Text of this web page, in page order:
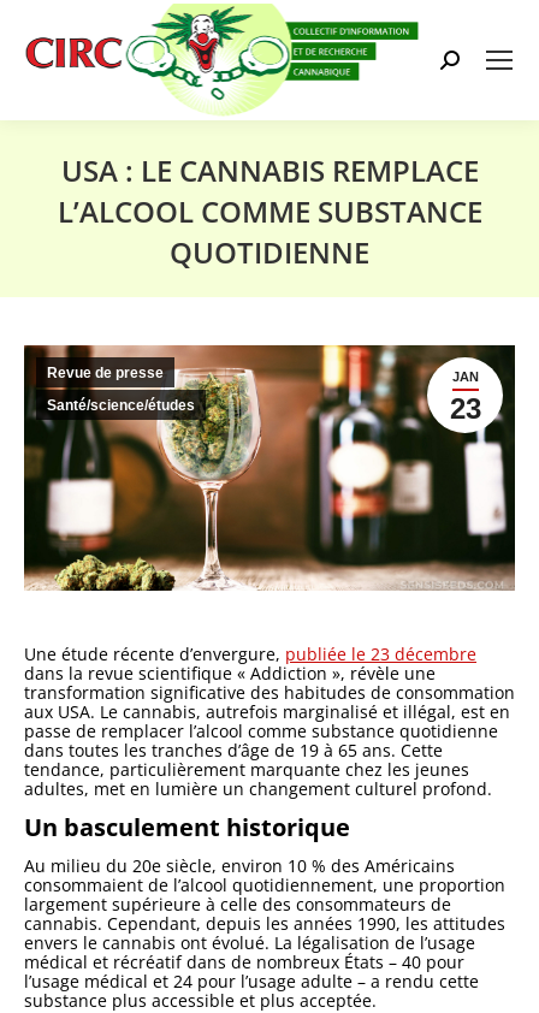
Search:
USA : LE CANNABIS REMPLACE
L’ALCOOL COMME SUBSTANCE
QUOTIDIENNE
JAN
23
Revue de presse
Santé/science/études
Une étude récente d’envergure, publiée le 23 décembre
dans la revue scientifique « Addiction », révèle une
transformation significative des habitudes de consommation
aux USA. Le cannabis, autrefois marginalisé et illégal, est en
passe de remplacer l’alcool comme substance quotidienne
dans toutes les tranches d’âge de 19 à 65 ans. Cette
tendance, particulièrement marquante chez les jeunes
adultes, met en lumière un changement culturel profond.
Un basculement historique
Au milieu du 20e siècle, environ 10 % des Américains
consommaient de l’alcool quotidiennement, une proportion
largement supérieure à celle des consommateurs de
cannabis. Cependant, depuis les années 1990, les attitudes
envers le cannabis ont évolué. La légalisation de l’usage
médical et récréatif dans de nombreux États – 40 pour
l’usage médical et 24 pour l’usage adulte – a rendu cette
substance plus accessible et plus acceptée.